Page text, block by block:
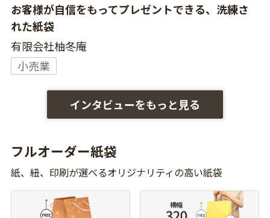
お客様が自信をもってプレゼントできる、洗練さ
れた紙袋
有限会社柚冬庵
小売業
インタビューをもっと見る
フルオーダー紙袋
紙、紐、印刷が選べるオリジナリティの高い紙袋